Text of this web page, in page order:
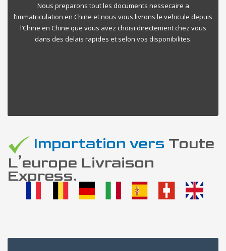
Nous preparons tout les documents nessecaire a
l’immatriculation en Chine et nous vous livrons le vehicule depuis
l’Chine en Chine que vous avez choisi directement chez vous
dans des delais rapides et selon vos disponibilites.
Importation vers Toute
L’europe Livraison
Express.